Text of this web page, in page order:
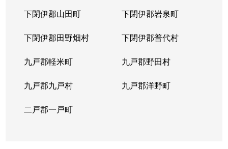
下閉伊郡山田町 下閉伊郡岩泉町
下閉伊郡田野畑村 下閉伊郡普代村
九戸郡軽米町 九戸郡野田村
九戸郡九戸村 九戸郡洋野町
二戸郡一戸町